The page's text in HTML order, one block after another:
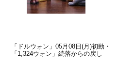
「ドルウォン」05月08日(月)初動・
「1,324ウォン」続落からの戻し